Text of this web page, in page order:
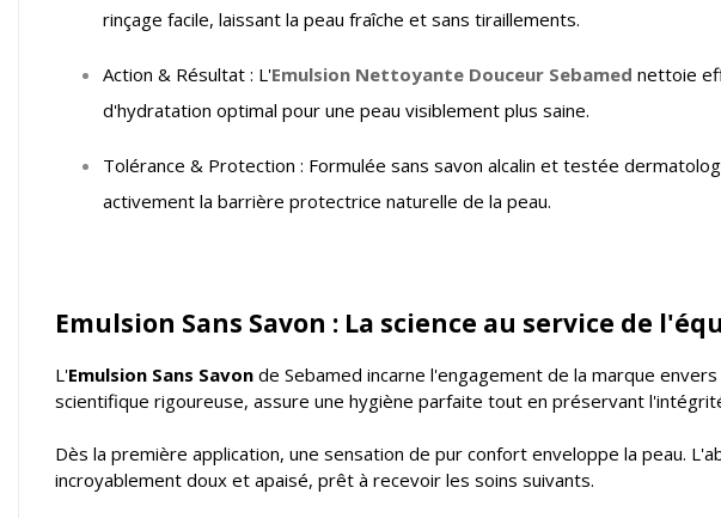
rinçage facile, laissant la peau fraîche et sans tiraillements.
Action & Résultat : L'Emulsion Nettoyante Douceur Sebamed nettoie
d'hydratation optimal pour une peau visiblement plus saine.
Tolérance & Protection : Formulée sans savon alcalin et testée
activement la barrière protectrice naturelle de la peau.
Emulsion Sans Savon : La science au service de
L'Emulsion Sans Savon de Sebamed incarne l'engagement de la marque
scientifique rigoureuse, assure une hygiène parfaite tout en préservant
Dès la première application, une sensation de pur confort enveloppe la peau.
incroyablement doux et apaisé, prêt à recevoir les soins suivants.